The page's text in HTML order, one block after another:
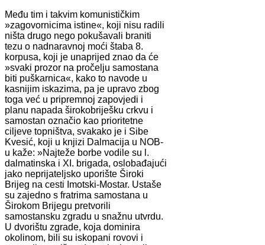
Među tim i takvim komunističkim
»zagovornicima istine«, koji nisu radili
ništa drugo nego pokušavali braniti
tezu o nadnaravnoj moći štaba 8.
korpusa, koji je unaprijed znao da će
»svaki prozor na pročelju samostana
biti puškarnica«, kako to navode u
kasnijim iskazima, pa je upravo zbog
toga već u pripremnoj zapovjedi i
planu napada širokobriješku crkvu i
samostan označio kao prioritetne
ciljeve topništva, svakako je i Sibe
Kvesić, koji u knjizi Dalmacija u NOB-
u kaže: »Najteže borbe vodile su l.
dalmatinska i XI. brigada, oslobađajući
jako neprijateljsko uporište Široki
Brijeg na cesti Imotski-Mostar. Ustaše
su zajedno s fratrima samostana u
Širokom Brijegu pretvorili
samostansku zgradu u snažnu utvrdu.
U dvorištu zgrade, koja dominira
okolinom, bili su iskopani rovovi i